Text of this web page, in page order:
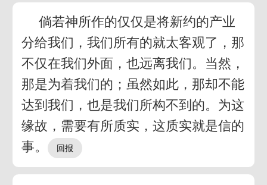
倘若神所作的仅仅是将新约的产业
分给我们，我们所有的就太客观了，那
不仅在我们外面，也远离我们。当然，
那是为着我们的；虽然如此，那却不能
达到我们，也是我们所构不到的。为这
缘故，需要有所质实，这质实就是信的
事。